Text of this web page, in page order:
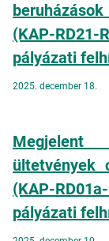
(KAP-
pályázati
2025. december 18.
Megjelent
ültetvények
(KAP-
pályázati